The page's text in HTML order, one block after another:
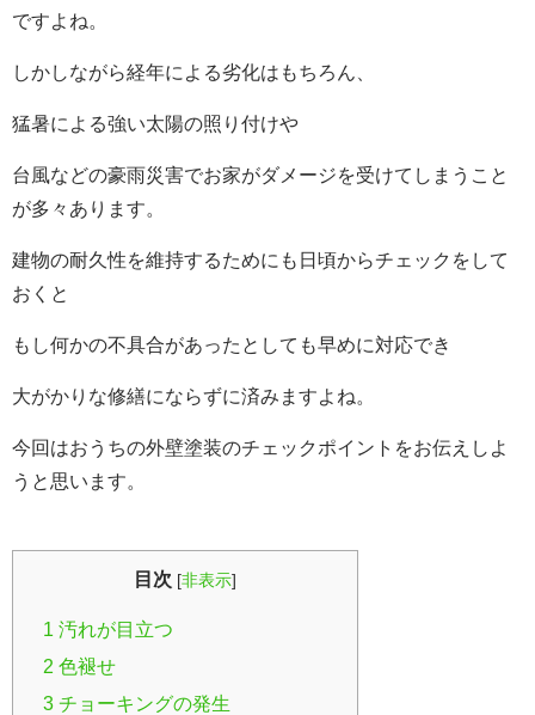
ですよね。
しかしながら経年による劣化はもちろん、
猛暑による強い太陽の照り付けや
台風などの豪雨災害でお家がダメージを受けてしまうこと
が多々あります。
建物の耐久性を維持するためにも日頃からチェックをして
おくと
もし何かの不具合があったとしても早めに対応でき
大がかりな修繕にならずに済みますよね。
今回はおうちの外壁塗装のチェックポイントをお伝えしよ
うと思います。
目次 [非表示]
1 汚れが目立つ
2 色褪せ
3 チョーキングの発生